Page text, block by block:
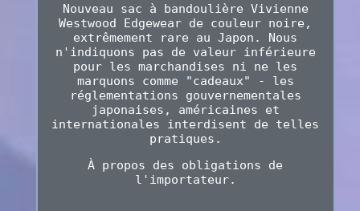
Nouveau sac à bandoulière Vivienne
Westwood Edgewear de couleur noire,
extrêmement rare au Japon. Nous
n'indiquons pas de valeur inférieure
pour les marchandises ni ne les
marquons comme "cadeaux" - les
réglementations gouvernementales
japonaises, américaines et
internationales interdisent de telles
pratiques.
À propos des obligations de
l'importateur.